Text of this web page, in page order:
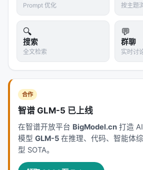
> 比喻：就像培养一个学徒侦探。
富的侦探如何办案（种子数据），
试，老师在一旁纠正错误（验证）
的方法解决同一个案件（多样性增强
🎵 第二乐章：RL数据集策展
问题：不是所有生成的数据都同样
太简单，有些太困难，有些充满噪
练"事半功倍"？
AIR的解决方案：智能过滤策略
AIR采用了一套多层过滤系统：
Prompt 优化 按主题
🔍
搜索
全文检索
💬
群聊
实时讨
合作
智谱 GLM-5 已上线
在智谱开放平台 BigModel.cn 打造
模型 GLM-5 在推理、代码、智能体
型 SOTA。